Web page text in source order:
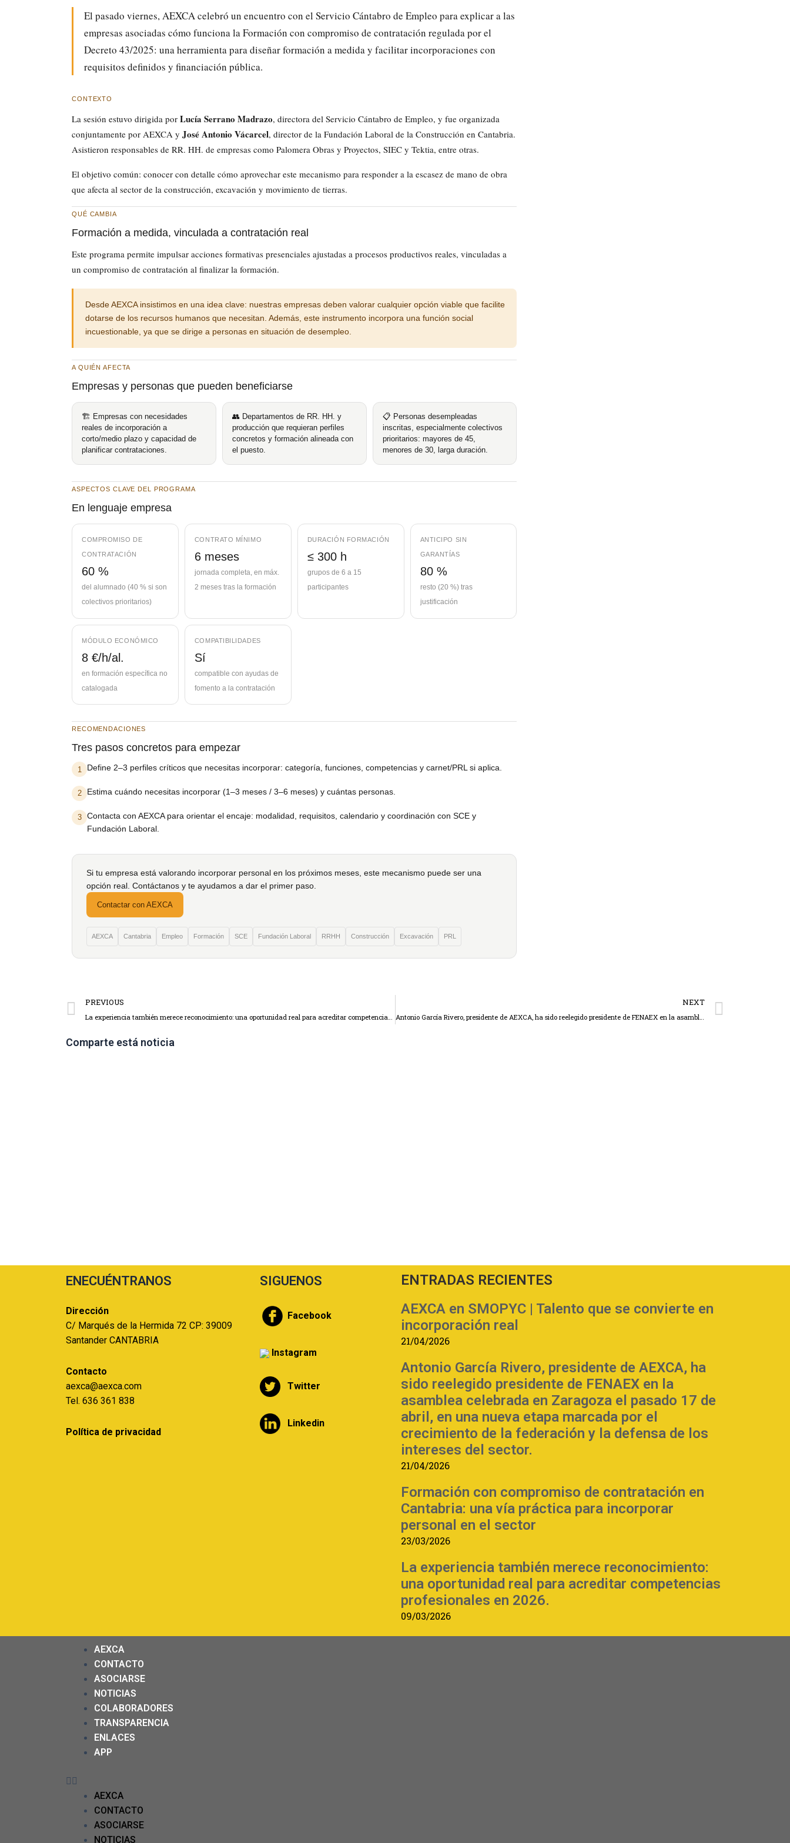
El pasado viernes, AEXCA celebró un encuentro con el Servicio Cántabro de Empleo para explicar a las
empresas asociadas cómo funciona la Formación con compromiso de contratación regulada por el
Decreto 43/2025: una herramienta para diseñar formación a medida y facilitar incorporaciones con
requisitos definidos y financiación pública.
CONTEXTO
La sesión estuvo dirigida por Lucía Serrano Madrazo, directora del Servicio Cántabro de Empleo, y fue organizada
conjuntamente por AEXCA y José Antonio Vácarcel, director de la Fundación Laboral de la Construcción en Cantabria.
Asistieron responsables de RR. HH. de empresas como Palomera Obras y Proyectos, SIEC y Tektia, entre otras.
El objetivo común: conocer con detalle cómo aprovechar este mecanismo para responder a la escasez de mano de obra
que afecta al sector de la construcción, excavación y movimiento de tierras.
QUÉ CAMBIA
Formación a medida, vinculada a contratación real
Este programa permite impulsar acciones formativas presenciales ajustadas a procesos productivos reales, vinculadas a
un compromiso de contratación al finalizar la formación.
Desde AEXCA insistimos en una idea clave: nuestras empresas deben valorar cualquier opción viable que facilite
dotarse de los recursos humanos que necesitan. Además, este instrumento incorpora una función social
incuestionable, ya que se dirige a personas en situación de desempleo.
A QUIÉN AFECTA
Empresas y personas que pueden beneficiarse
🏗 Empresas con necesidades
reales de incorporación a
corto/medio plazo y capacidad de
planificar contrataciones.
👥 Departamentos de RR. HH. y
producción que requieran perfiles
concretos y formación alineada con
el puesto.
📋 Personas desempleadas
inscritas, especialmente colectivos
prioritarios: mayores de 45,
menores de 30, larga duración.
ASPECTOS CLAVE DEL PROGRAMA
En lenguaje empresa
COMPROMISO DE
CONTRATACIÓN
60 %
del alumnado (40 % si son
colectivos prioritarios)
CONTRATO MÍNIMO
6 meses
jornada completa, en máx.
2 meses tras la formación
DURACIÓN FORMACIÓN
≤ 300 h
grupos de 6 a 15
participantes
ANTICIPO SIN
GARANTÍAS
80 %
resto (20 %) tras
justificación
MÓDULO ECONÓMICO
8 €/h/al.
en formación específica no
catalogada
COMPATIBILIDADES
Sí
compatible con ayudas de
fomento a la contratación
RECOMENDACIONES
Tres pasos concretos para empezar
1 Define 2–3 perfiles críticos que necesitas incorporar: categoría, funciones, competencias y carnet/PRL si aplica.
2 Estima cuándo necesitas incorporar (1–3 meses / 3–6 meses) y cuántas personas.
3
Contacta con AEXCA para orientar el encaje: modalidad, requisitos, calendario y coordinación con SCE y
Fundación Laboral.
Si tu empresa está valorando incorporar personal en los próximos meses, este mecanismo puede ser una
opción real. Contáctanos y te ayudamos a dar el primer paso.
Contactar con AEXCA
AEXCA Cantabria Empleo Formación SCE Fundación Laboral RRHH Construcción Excavación PRL
PREVIOUS NEXT
Comparte está noticia
ENECUÉNTRANOS
Dirección
C/ Marqués de la Hermida 72 CP: 39009
Santander CANTABRIA
Contacto
aexca@aexca.com
Tel. 636 361 838
Política de privacidad
SIGUENOS
Facebook
Instagram
Twitter
Linkedin
ENTRADAS RECIENTES
AEXCA en SMOPYC | Talento que se convierte en
incorporación real
21/04/2026
Antonio García Rivero, presidente de AEXCA, ha
sido reelegido presidente de FENAEX en la
asamblea celebrada en Zaragoza el pasado 17 de
abril, en una nueva etapa marcada por el
crecimiento de la federación y la defensa de los
intereses del sector.
21/04/2026
Formación con compromiso de contratación en
Cantabria: una vía práctica para incorporar
personal en el sector
23/03/2026
La experiencia también merece reconocimiento:
una oportunidad real para acreditar competencias
profesionales en 2026.
09/03/2026
AEXCA
CONTACTO
ASOCIARSE
NOTICIAS
COLABORADORES
TRANSPARENCIA
ENLACES
APP
AEXCA
CONTACTO
ASOCIARSE
NOTICIAS